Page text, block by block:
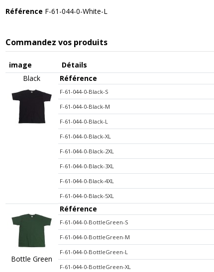
Référence F-61-044-0-White-L
Commandez vos produits
image
Détails
Black
Référence
F-61-044-0-Black-S
F-61-044-0-Black-M
F-61-044-0-Black-L
F-61-044-0-Black-XL
F-61-044-0-Black-2XL
F-61-044-0-Black-3XL
F-61-044-0-Black-4XL
F-61-044-0-Black-5XL
Bottle Green
Référence
F-61-044-0-BottleGreen-S
F-61-044-0-BottleGreen-M
F-61-044-0-BottleGreen-L
F-61-044-0-BottleGreen-XL